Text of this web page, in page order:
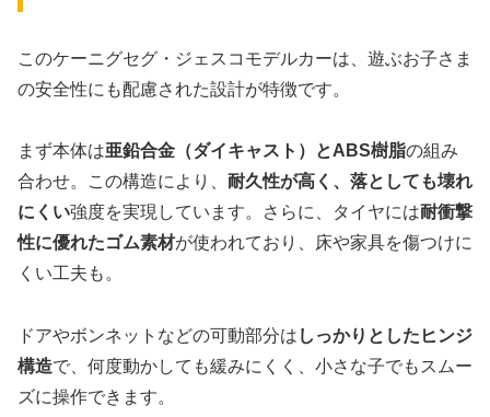
このケーニグセグ・ジェスコモデルカーは、遊ぶお子さま
の安全性にも配慮された設計が特徴です。
まず本体は亜鉛合金（ダイキャスト）とABS樹脂の組み
合わせ。この構造により、 耐久性が高く、落としても壊れ
にくい強度を実現しています。さらに、タイヤには耐衝撃
性に優れたゴム素材が使われており、床や家具を傷つけに
くい工夫も。
ドアやボンネットなどの可動部分は しっかりとしたヒンジ
構造で、何度動かしても緩みにくく、小さな子でもスムー
ズに操作できます。